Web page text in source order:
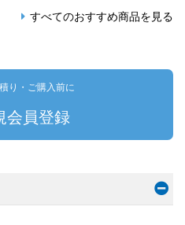
すべてのおすすめ商品を見る
り・ご購入前に
会員登録